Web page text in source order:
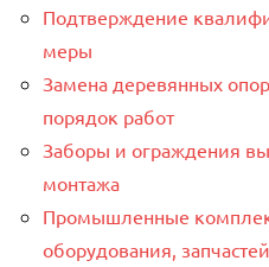
Подтверждение
меры
Замена деревянных
порядок работ
Заборы и ограждения
монтажа
Промышленные
оборудования,